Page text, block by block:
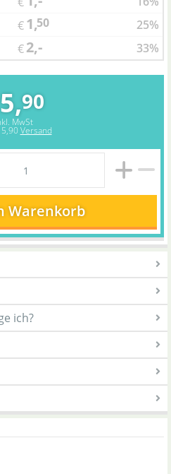
€1,50
25%
€2,- 33%
5,90
MwSt
Versand
Warenkorb
ich?